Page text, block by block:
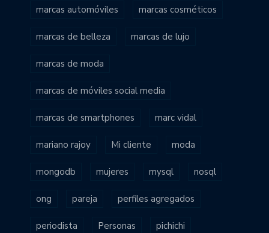
marcas automóviles marcas cosméticos
marcas de belleza marcas de lujo
marcas de moda
marcas de móviles social media
marcas de smartphones marc vidal
mariano rajoy Mi cliente moda
mongodb mujeres mysql nosql
ong pareja perfiles agregados
periodista Personas pichichi